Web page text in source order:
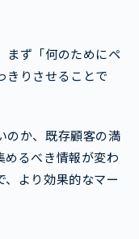
まず「何のためにペ
きりさせることで
のか、既存顧客の満
めるべき情報が変わ
、より効果的なマー